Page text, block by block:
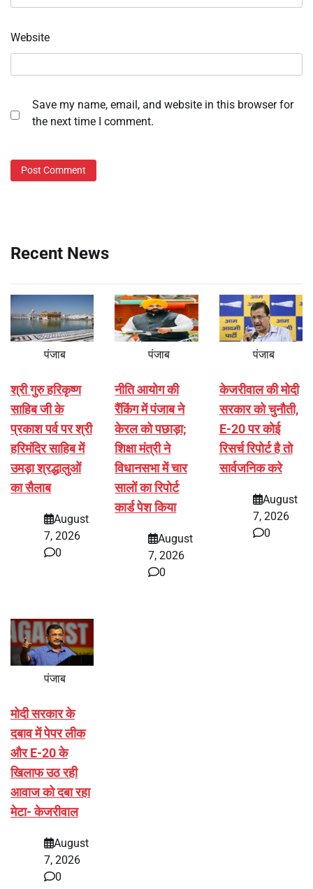
Website
Save my name, email, and website in this browser for
the next time I comment.
Recent News
पंजाब
श्री गुरु हरिकृष्ण
साहिब जी के
प्रकाश पर्व पर श्री
हरिमंदिर साहिब में
उमड़ा श्रद्धालुओं
का सैलाब
August
7, 2026
0
पंजाब
नीति आयोग की
रैंकिंग में पंजाब ने
केरल को पछाड़ा;
शिक्षा मंत्री ने
विधानसभा में चार
सालों का रिपोर्ट
कार्ड पेश किया
August
7, 2026
0
पंजाब
केजरीवाल की मोदी
सरकार को चुनौती,
E-20 पर कोई
रिसर्च रिपोर्ट है तो
सार्वजनिक करे
August
7, 2026
0
पंजाब
मोदी सरकार के
दबाव में पेपर लीक
और E-20 के
खिलाफ उठ रही
आवाज को दबा रहा
मेटा- केजरीवाल
August
7, 2026
0